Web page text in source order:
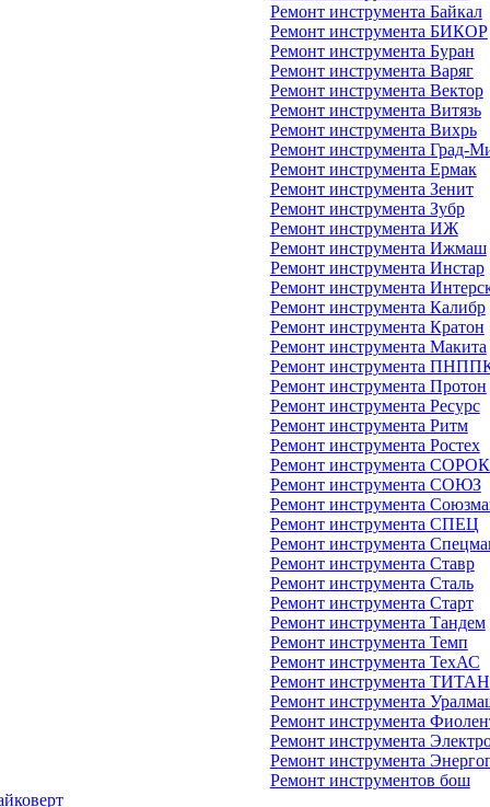
Ремонт инструмента Байкал
Ремонт инструмента БИКОР
Ремонт инструмента Буран
Ремонт инструмента Варяг
Ремонт инструмента Вектор
Ремонт инструмента Витязь
Ремонт инструмента Вихрь
Ремонт инструмента Град-
Ремонт инструмента Ермак
Ремонт инструмента Зенит
Ремонт инструмента Зубр
Ремонт инструмента ИЖ
Ремонт инструмента Ижмаш
Ремонт инструмента Инстар
Ремонт инструмента
Ремонт инструмента Калибр
Ремонт инструмента Кратон
Ремонт инструмента Макита
Ремонт инструмента
Ремонт инструмента Протон
Ремонт инструмента Ресурс
Ремонт инструмента Ритм
Ремонт инструмента Ростех
Ремонт инструмента
Ремонт инструмента СОЮЗ
Ремонт инструмента
Ремонт инструмента СПЕЦ
Ремонт инструмента
Ремонт инструмента Ставр
Ремонт инструмента Сталь
Ремонт инструмента Старт
Ремонт инструмента Тандем
Ремонт инструмента Темп
Ремонт инструмента ТехАС
Ремонт инструмента ТИТАН
Ремонт инструмента
Ремонт инструмента
Ремонт инструмента
Ремонт инструмента
Ремонт инструментов бош